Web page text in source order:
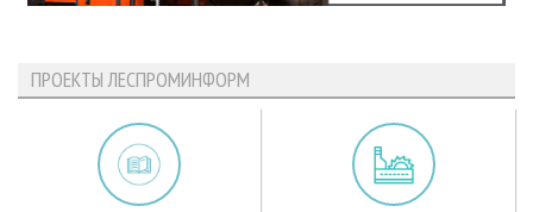
ПРОЕКТЫ ЛЕСПРОМИНФОРМ